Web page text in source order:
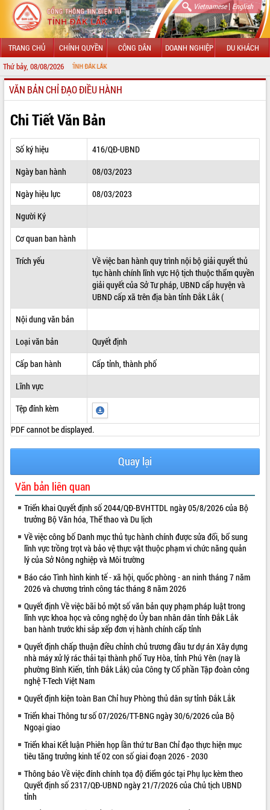
Vietnamese| English
TRANG CHỦ CHÍNH QUYỀN CÔNG DÂN DOANH NGHIỆP DU KHÁCH
Thứ bảy, 08/08/2026
GIỚI THIỆU
LÃNH ĐẠO UBND TỈNH
TIN TỨC SỰ KIỆN
SỞ, BAN, NGÀNH
THÔNG TIN CHỈ ĐẠO ĐIỀU HÀNH
HỆ THỐNG VĂN BẢN
VĂN BẢN HĐND TỈNH
QUY HOẠCH - KẾ HOẠCH
VIDEO
Khám bệnh, cấp phát thuốc miễn phí
và tặng quà người dân xã Cư Pui
Hội nghị UBND tỉnh Đắk Lắk thường kỳ
tháng 7/2026
Lễ truy tặng danh hiệu “Bà Mẹ Việt
Nam Anh hùng” và trao Huân chương
Lao động
UBND tỉnh Đắk Lắk triển khai nhiệm
vụ 6 tháng cuối năm 2026
Kỳ họp thứ Hai, Hội đồng nhân dân
VĂN BẢN CHỈ ĐẠO ĐIỀU HÀNH
Chi Tiết Văn Bản
Số ký hiệu
416/QĐ-UBND
Ngày ban hành
08/03/2023
Ngày hiệu lực
08/03/2023
Người Ký
Cơ quan ban hành
Trích yếu
Về việc ban hành quy trình nội bộ giải quyết thủ
tục hành chính lĩnh vực Hộ tịch thuộc thẩm quyền
giải quyết của Sở Tư pháp, UBND cấp huyện và
UBND cấp xã trên địa bàn tỉnh Đắk Lắk (
Nội dung văn bản
Loại văn bản
Quyết định
Cấp ban hành
Cấp tỉnh, thành phố
Lĩnh vực
Tệp đính kèm
PDF cannot be displayed.
Quay lại
Văn bản liên quan
Triển khai Quyết định số 2044/QĐ-BVHTTDL ngày 05/8/2026 của Bộ
trưởng Bộ Văn hóa, Thể thao và Du lịch
Về việc công bố Danh mục thủ tục hành chính được sửa đổi, bổ sung
lĩnh vực trồng trọt và bảo vệ thực vật thuộc phạm vi chức năng quản
lý của Sở Nông nghiệp và Môi trường
Báo cáo Tình hình kinh tế - xã hội, quốc phòng - an ninh tháng 7 năm
2026 và chương trình công tác tháng 8 năm 2026
Quyết định Về việc bãi bỏ một số văn bản quy phạm pháp luật trong
lĩnh vực khoa học và công nghệ do Ủy ban nhân dân tỉnh Đắk Lắk
ban hành trước khi sắp xếp đơn vị hành chính cấp tỉnh
Quyết định chấp thuận điều chỉnh chủ trương đầu tư dự án Xây dựng
nhà máy xử lý rác thải tại thành phố Tuy Hòa, tỉnh Phú Yên (nay là
phường Bình Kiến, tỉnh Đắk Lắk) của Công ty Cổ phần Tập đoàn công
nghệ T-Tech Việt Nam
Quyết định kiện toàn Ban Chỉ huy Phòng thủ dân sự tỉnh Đắk Lắk
Triển khai Thông tư số 07/2026/TT-BNG ngày 30/6/2026 của Bộ
Ngoại giao
Triển khai Kết luận Phiên họp lần thứ tư Ban Chỉ đạo thực hiện mục
tiêu tăng trưởng kinh tế 02 con số giai đoạn 2026 - 2030
Thông báo Về việc đính chính tọa độ điểm góc tại Phụ lục kèm theo
Quyết định số 2317/QĐ-UBND ngày 21/7/2026 của Chủ tịch UBND
tỉnh